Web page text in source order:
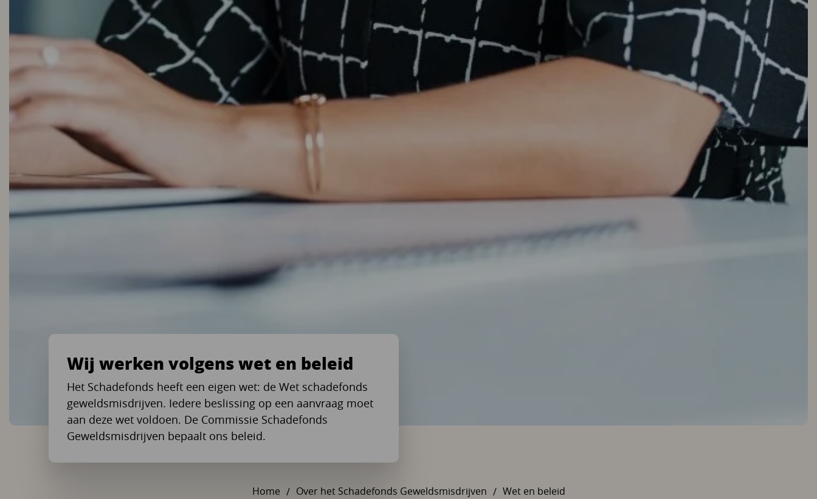
Wij werken volgens wet en beleid
Het Schadefonds heeft een eigen wet: de Wet schadefonds
geweldsmisdrijven. Iedere beslissing op een aanvraag moet
aan deze wet voldoen. De Commissie Schadefonds
Geweldsmisdrijven bepaalt ons beleid.
U bent hier:
Home Over het Schadefonds Geweldsmisdrijven Wet en beleid